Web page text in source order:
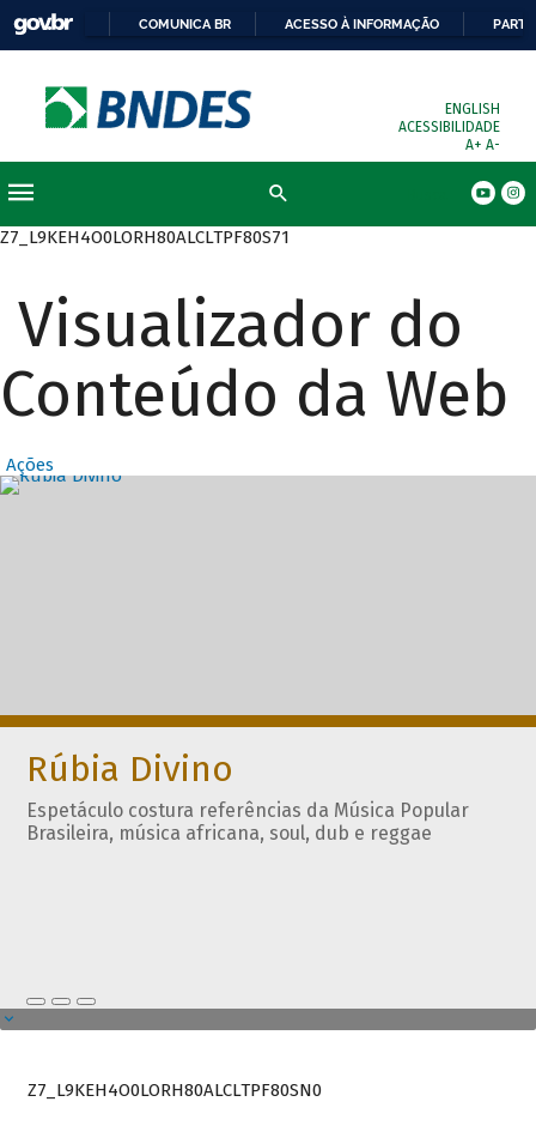
COMUNICA BR ACESSO À INFORMAÇÃO
ENGLISH
ACESSIBILIDADE
A+ A-
Z7_L9KEH4O0LORH80ALCLTPF80S71
Visualizador do
Conteúdo da Web
Ações
Destaques
Rúbia Divino
Espetáculo costura referências da Música Popular
Brasileira, música africana, soul, dub e reggae
Z7_L9KEH4O0LORH80ALCLTPF80SN0